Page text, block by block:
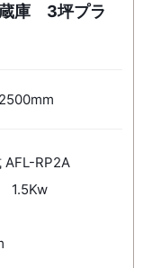
庫 3坪プラ
AFL-RP2A
1.5Kw